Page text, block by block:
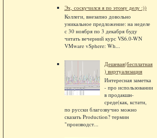
Эх, соскучился я по этому делу :))
Коллеги, внезапно довольно
уникальное предложение: на неделе
с 30 ноября по 3 декабря буду
читать вечерний курс VS6.0-WN
VMware vSphere: Wh...
Дешевая(бесплатная
) виртуализация
Интересная заметка
- про использовании
в продакшн-
среде(как, кстати,
по русски благозвучно можно
сказать Production? термин
"производст...